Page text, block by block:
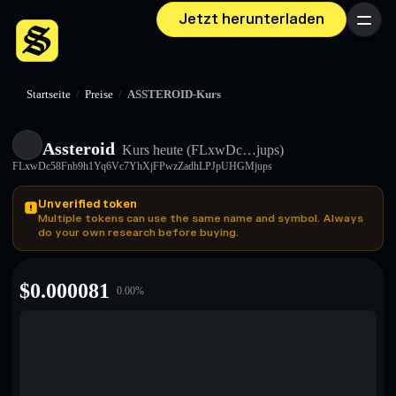
Jetzt herunterladen Menü
Startseite / Preise / ASSTEROID-Kurs
Assteroid Kurs heute (FLxwDc…jups)
FLxwDc58Fnb9h1Yq6Vc7YhXjFPwzZadhLPJpUHGMjups
Unverified token
Multiple tokens can use the same name and symbol. Always
do your own research before buying.
$0.000081 0.00%